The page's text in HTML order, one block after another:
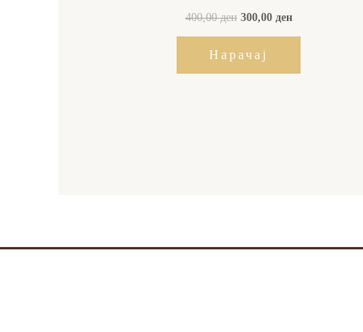
400,00ден 300,00 ден
Нарачај